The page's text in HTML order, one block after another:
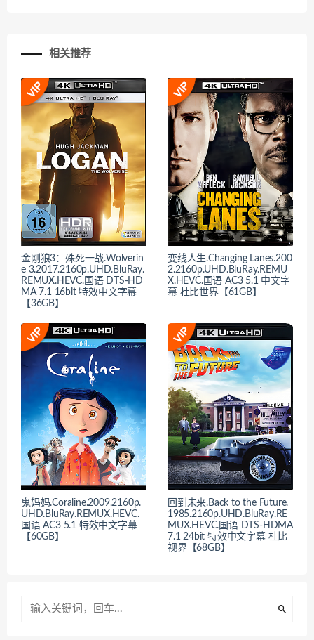
相关推荐
金刚狼3：殊死一战.Wolverin
e 3.2017.2160p.UHD.BluRay.
REMUX.HEVC.国语 DTS-HD
MA 7.1 16bit 特效中文字幕
【36GB】
变线人生.Changing Lanes.200
2.2160p.UHD.BluRay.REMU
X.HEVC.国语 AC3 5.1 中文字
幕 杜比世界【61GB】
鬼妈妈.Coraline.2009.2160p.
UHD.BluRay.REMUX.HEVC.
国语 AC3 5.1 特效中文字幕
【60GB】
回到未来.Back to the Future.
1985.2160p.UHD.BluRay.RE
MUX.HEVC.国语 DTS-HDMA
7.1 24bit 特效中文字幕 杜比
视界【68GB】